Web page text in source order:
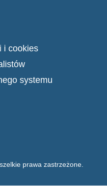
i cookies
systemu
prawa zastrzeżone.